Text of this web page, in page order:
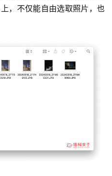
，不仅能自由选取照片，也